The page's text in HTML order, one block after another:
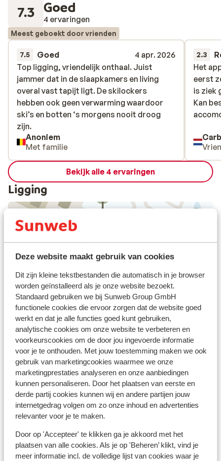
Deze website maakt gebruik van cookies
Dit zijn kleine tekstbestanden die automatisch in je browser
worden geïnstalleerd als je onze website bezoekt.
Standaard gebruiken we bij Sunweb Group GmbH
functionele cookies die ervoor zorgen dat de website goed
werkt en dat je alle functies goed kunt gebruiken,
analytische cookies om onze website te verbeteren en
voorkeurscookies om de door jou ingevoerde informatie
voor je te onthouden. Met jouw toestemming maken we ook
gebruik van marketingcookies waarmee we onze
marketingprestaties analyseren en onze aanbiedingen
kunnen personaliseren. Door het plaatsen van eerste en
derde partij cookies kunnen wij en andere partijen jouw
internetgedrag volgen om zo onze inhoud en advertenties
relevanter voor je te maken.
Door op 'Accepteer' te klikken ga je akkoord met het
plaatsen van alle cookies. Als je op 'Beheren’ klikt, vind je
meer informatie incl. de volledige lijst van cookies waar je
7.3 Goed
4 ervaringen
Meest geboekt door vrienden
7.5 Goed
4 apr. 2026
Top ligging, vriendelijk onthaal. Juist
jammer dat in de slaapkamers en living
overal vast tapijt ligt. De skilockers
hebben ook geen verwarming waardoor
ski’s en botten ‘s morgens nooit droog
zijn.
Top ligging, vriendelijk onthaal. Juist
jammer dat in de slaapkamers en living
overal vast tapijt ligt. De skilockers
hebben ook geen verwarming waardoor
ski’s en botten ‘s morgens nooit droog
zijn.
Anoniem
Met familie
2.3
Het
eerst
is ziek
Kan
Het
eerst
is ziek
Kan
Bekijk alle 4 ervaringen
Ligging
Afstanden
Aan de rand van het centrum
Luchthaven: 180 km
Treinstation: 31 km
Skipiste: 100 m
Winkels: 100 m
(Mini)supermarkt: 100 m
Restaurant: 100 m
Skipas, -les en verhuur
Skipas